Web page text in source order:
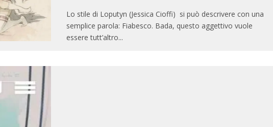
Lo stile di Loputyn (Jessica Cioffi) si può descrivere con una
semplice parola: Fiabesco. Bada, questo aggettivo vuole
essere tutt’altro...